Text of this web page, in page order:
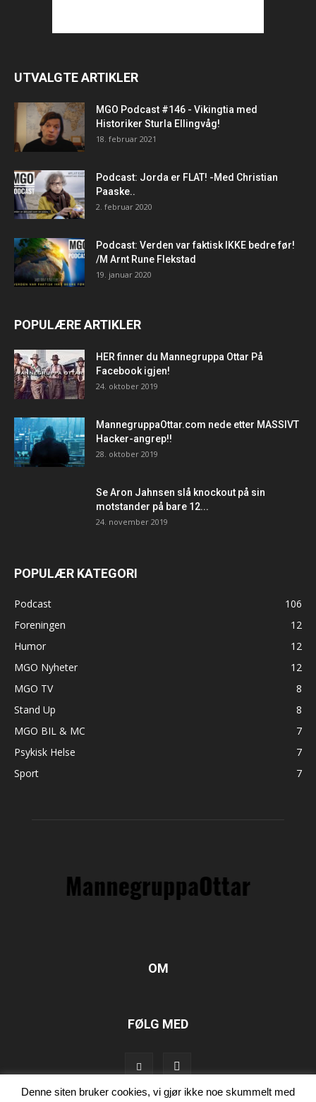
UTVALGTE ARTIKLER
MGO Podcast #146 - Vikingtia med
Historiker Sturla Ellingvåg!
18. februar 2021
Podcast: Jorda er FLAT! -Med Christian
Paaske..
2. februar 2020
Podcast: Verden var faktisk IKKE bedre før!
/M Arnt Rune Flekstad
19. januar 2020
POPULÆRE ARTIKLER
HER finner du Mannegruppa Ottar På
Facebook igjen!
24. oktober 2019
MannegruppaOttar.com nede etter MASSIVT
Hacker-angrep!!
28. oktober 2019
Se Aron Jahnsen slå knockout på sin
motstander på bare 12...
24. november 2019
POPULÆR KATEGORI
Podcast
106
Foreningen
12
Humor
12
MGO Nyheter
12
MGO TV
8
Stand Up
8
MGO BIL & MC
7
Psykisk Helse
7
Sport
7
OM
FØLG MED
Denne siten bruker cookies, vi gjør ikke noe skummelt med